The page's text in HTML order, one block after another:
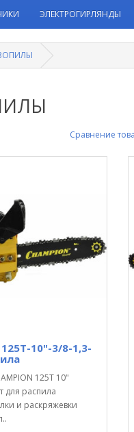
ЭЛЕКТРОГИРЛЯНДЫ
Сравнение
125T-10"-3/8-1,3-
125T 10"
для распила
и раскряжевки